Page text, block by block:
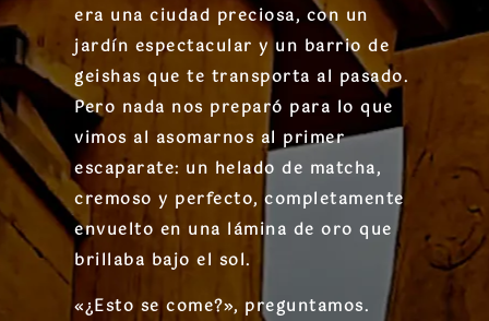
era una ciudad preciosa, con un
jardín espectacular y un barrio de
geishas que te transporta al pasado.
Pero nada nos preparó para lo que
vimos al asomarnos al primer
escaparate: un helado de matcha,
cremoso y perfecto, completamente
envuelto en una lámina de oro que
brillaba bajo el sol.
«¿Esto se come?», preguntamos.